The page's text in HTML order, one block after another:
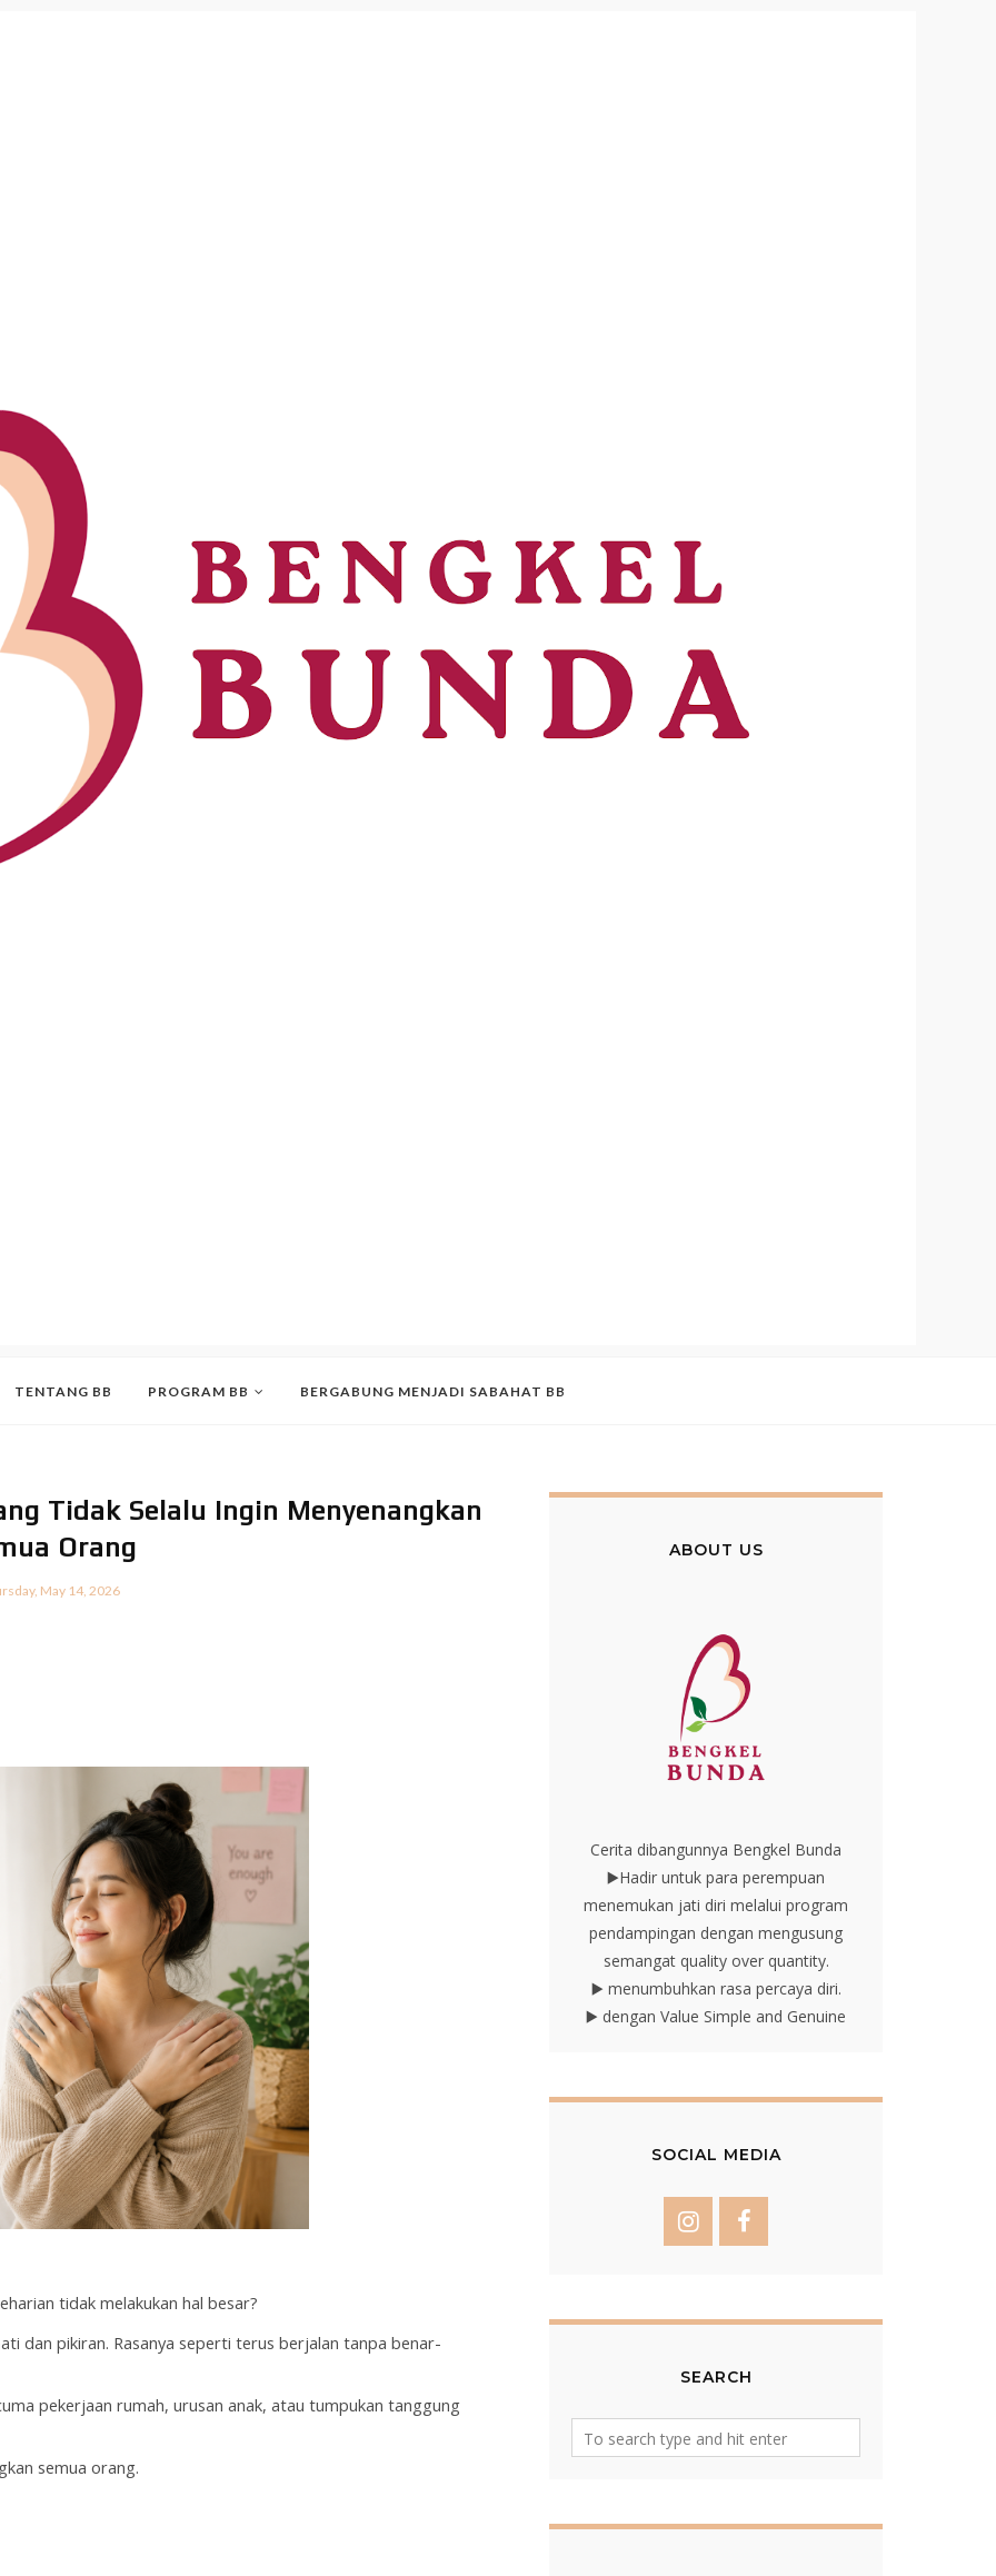
TENTANG BB PROGRAM BB BERGABUNG MENJADI SABAHAT BB
Tidak Selalu Ingin Menyenangkan
Orang
May 14, 2026
tidak melakukan hal besar?
dan pikiran. Rasanya seperti terus berjalan tanpa benar-
pekerjaan rumah, urusan anak, atau tumpukan tanggung
semua orang.
ABOUT US
Cerita dibangunnya Bengkel Bunda
▶️Hadir untuk para perempuan
menemukan jati diri melalui program
pendampingan dengan mengusung
semangat quality over quantity.
▶️ menumbuhkan rasa percaya diri.
▶️ dengan Value Simple and Genuine
SOCIAL MEDIA
SEARCH